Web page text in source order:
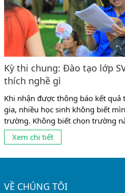
Kỳ thi chung: Đào tạo lớp
thích nghề gì
Khi nhận được thông báo kết quả
gia, nhiều học sinh không biết
trường. Không biết chọn trường
có tới 10% số sinh viên không
học vì chọn nghề chưa phù hợp.
Xem chi tiết
VỀ CHÚNG TÔI